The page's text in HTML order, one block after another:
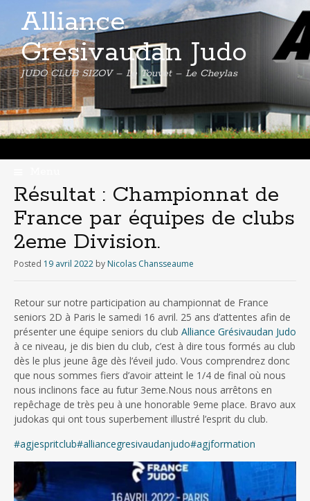
Alliance
Grésivaudan Judo
JUDO CLUB SIZOV – Le Touvet – Le Cheylas
Skip
to
content
Résultat : Championnat de
France par équipes de clubs
2eme Division.
Posted 19 avril 2022 by Nicolas Chansseaume
Retour sur notre participation au championnat de France
seniors 2D à Paris le samedi 16 avril. 25 ans d’attentes afin de
présenter une équipe seniors du club Alliance Grésivaudan Judo
à ce niveau, je dis bien du club, c’est à dire tous formés au club
dès le plus jeune âge dès l’éveil judo. Vous comprendrez donc
que nous sommes fiers d’avoir atteint le 1/4 de final où nous
nous inclinons face au futur 3eme.Nous nous arrêtons en
repêchage de très peu à une honorable 9eme place. Bravo aux
judokas qui ont tous superbement illustré l’esprit du club.
#agjespritclub#alliancegresivaudanjudo#agjformation